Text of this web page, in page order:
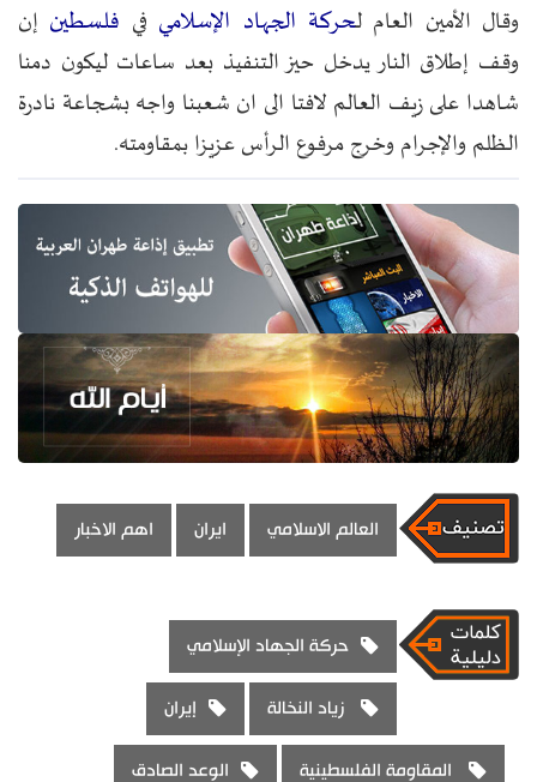
وقال الأمين العام لحركة الجهاد الإسلامي في فلسطين إن
وقف إطلاق النار يدخل حيز التنفيذ بعد ساعات ليكون دمنا
شاهدا على زيف العالم لافتا الى ان شعبنا واجه بشجاعة نادرة
الظلم والإجرام وخرج مرفوع الرأس عزيزا بمقاومته.
العالم الاسلامي ايران اهم الاخبار
حركة الجهاد الإسلامي
زياد النخالة إيران
المقاومة الفلسطينية الوعد الصادق